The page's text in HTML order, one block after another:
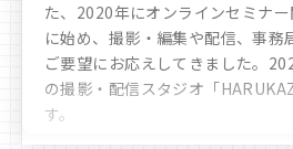
た、2020年にオンラインセミナ
に始め、撮影・編集や配信、事務
ご要望にお応えしてきました。
の撮影・配信スタジオ「
す。